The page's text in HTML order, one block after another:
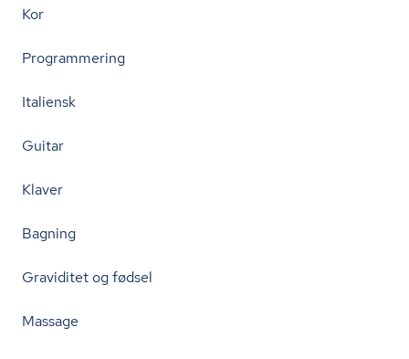
Kor
Programmering
Italiensk
Guitar
Klaver
Bagning
Graviditet og fødsel
Massage